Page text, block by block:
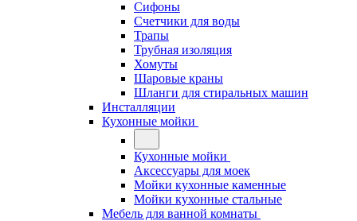
Сифоны
Счетчики для воды
Трапы
Трубная изоляция
Хомуты
Шаровые краны
Шланги для стиральных машин
Инсталляции
Кухонные мойки
Кухонные мойки
Аксессуары для моек
Мойки кухонные каменные
Мойки кухонные стальные
Мебель для ванной комнаты